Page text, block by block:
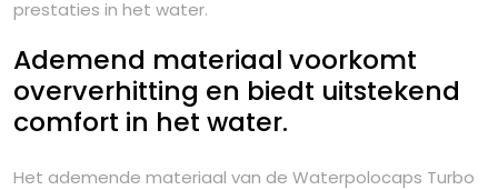
prestaties in het water.
Ademend materiaal voorkomt
oververhitting en biedt uitstekend
comfort in het water.
Het ademende materiaal van de Waterpolocaps Turbo